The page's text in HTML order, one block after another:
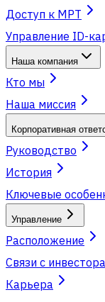
Доступ к МРТ
Управление ID-
Наша компания
Кто мы
Наша миссия
Корпоративная
Руководство
История
Ключевые
Управление
Расположение
Связи с
Карьера